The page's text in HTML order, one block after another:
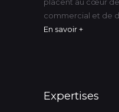
commercial et de
En savoir +
Expertises